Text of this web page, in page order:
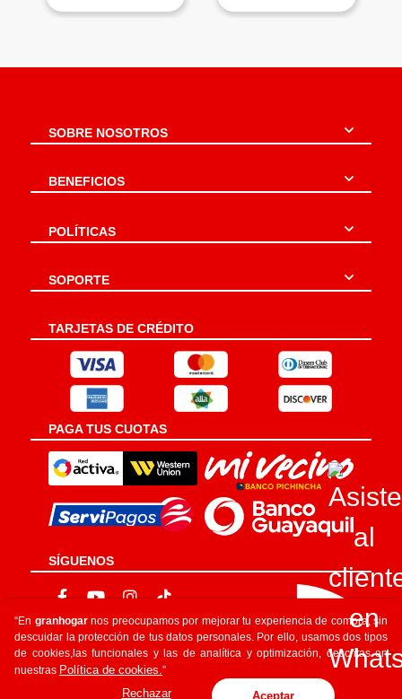
“En granhogarnos preocupamos por mejorar tu experiencia de compra, sin
descuidar la protección de tus datos personales. Por ello, usamos dos tipos
de cookies,las funcionales y las de analítica y optimización, descritas en
nuestras Política de cookies.”
Rechazar Aceptar
SOBRE NOSOTROS
BENEFICIOS
POLÍTICAS
SOPORTE
TARJETAS DE CRÉDITO
PAGA TUS CUOTAS
SÍGUENOS